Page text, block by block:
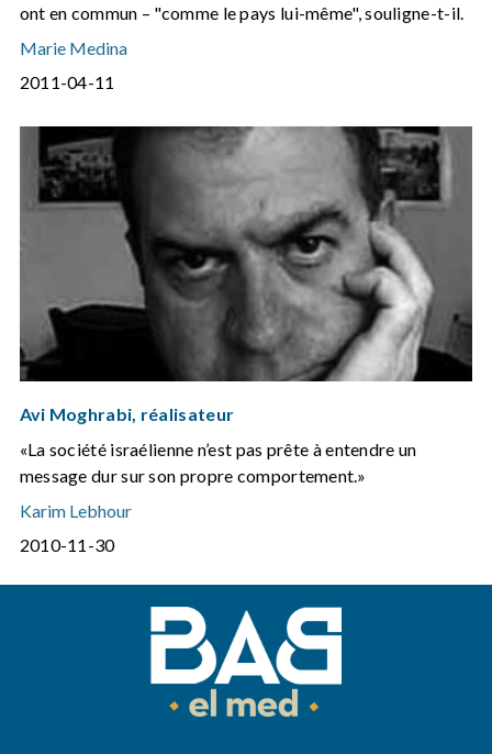
ont en commun – "comme le pays lui-même", souligne-t-il.
Marie Medina
2011-04-11
Avi Moghrabi, réalisateur
«La société israélienne n’est pas prête à entendre un
message dur sur son propre comportement.»
Karim Lebhour
2010-11-30